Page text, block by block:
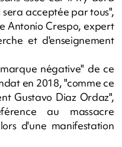
acceptée par tous",
Antonio Crespo, expert
et d'enseignement
négative" de ce
en 2018, "comme ce
Gustavo Diaz Ordaz",
au massacre
d'une manifestation